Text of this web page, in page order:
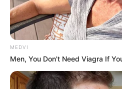
Sucesso desde a estreia
Lançado em 12 de novembro de
estreia simultânea na Netflix, “Beijo
um dos títulos mais assistidos da
permanece há cinco
confirmando a forte aceitação do
MEDVI
Men, You Don't Need Viagra If